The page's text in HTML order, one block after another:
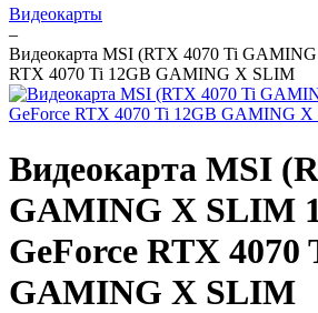
Видеокарты
–
Видеокарта MSI (RTX 4070 Ti
RTX 4070 Ti 12GB GAMING X SLIM
Видеокарта MSI
GAMING X SLIM
GeForce RTX 4070
GAMING X SLIM